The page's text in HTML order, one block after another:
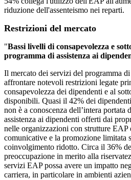
riduzione dell'assenteismo nei reparti.
Restrizioni del mercato
"Bassi livelli di consapevolezza e
programma di assistenza ai
Il mercato dei servizi del programma
affrontare notevoli restrizioni legate
consapevolezza dei dipendenti e al
disponibili. Quasi il 42% dei
non è a conoscenza dell’intera
assistenza ai dipendenti offerti dai
nelle organizzazioni con strutture EAP
comunicative e la promozione limitata
coinvolgimento ridotto. Circa il 36%
preoccupazione in merito alla
servizi EAP possa avere un impatto
carriera, in particolare in ambienti